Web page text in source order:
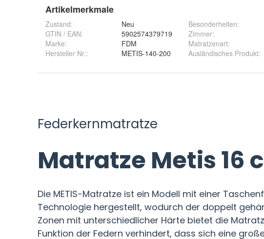
Artikelmerkmale
Zustand:
Neu
GTIN / EAN:
5902574379719
Marke:
FDM
Hersteller Nr.:
METIS-140-200
Besonderheiten:
Zimmer:
Matratzenart:
Ausländisches Produkt: